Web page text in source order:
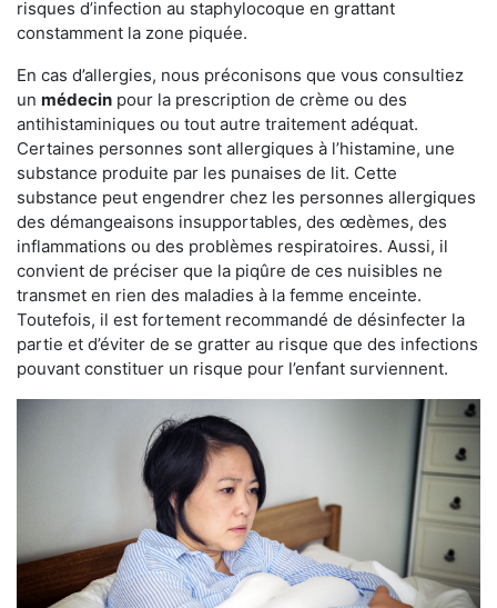
risques d’infection au staphylocoque en grattant
constamment la zone piquée.
En cas d’allergies, nous préconisons que vous consultiez
un médecin pour la prescription de crème ou des
antihistaminiques ou tout autre traitement adéquat.
Certaines personnes sont allergiques à l’histamine, une
substance produite par les punaises de lit. Cette
substance peut engendrer chez les personnes allergiques
des démangeaisons insupportables, des œdèmes, des
inflammations ou des problèmes respiratoires. Aussi, il
convient de préciser que la piqûre de ces nuisibles ne
transmet en rien des maladies à la femme enceinte.
Toutefois, il est fortement recommandé de désinfecter la
partie et d’éviter de se gratter au risque que des infections
pouvant constituer un risque pour l’enfant surviennent.